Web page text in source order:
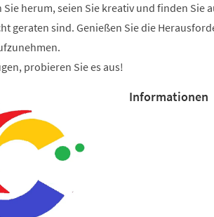
herum, seien Sie kreativ und finden Sie
geraten sind. Genießen Sie die
probieren Sie es aus!
Informationen